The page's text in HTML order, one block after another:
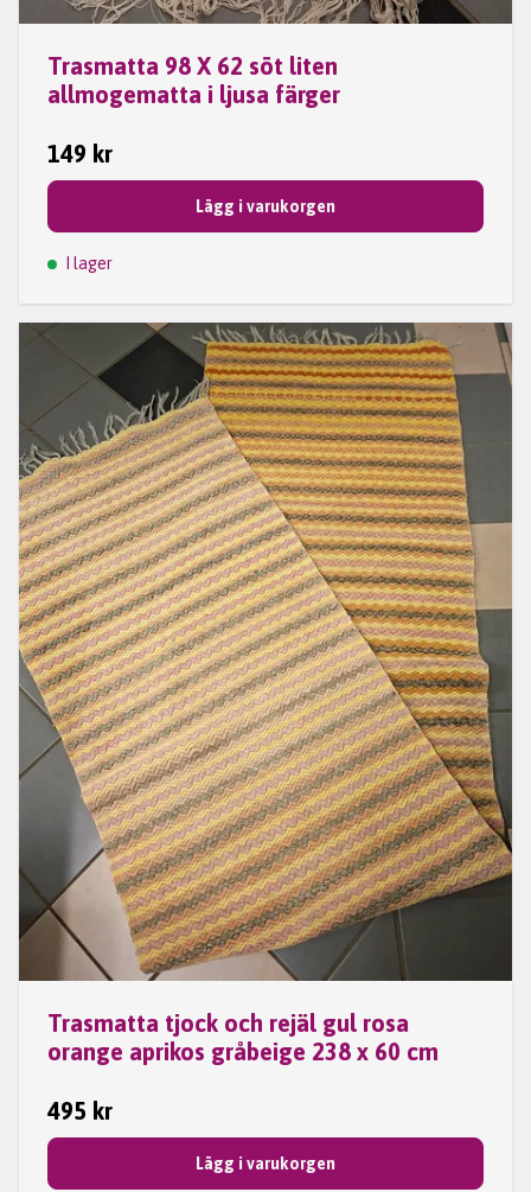
Trasmatta 98 X 62 söt liten
allmogematta i ljusa färger
149 kr
Lägg i varukorgen
I lager
Trasmatta tjock och rejäl gul rosa
orange aprikos gråbeige 238 x 60 cm
495 kr
Lägg i varukorgen